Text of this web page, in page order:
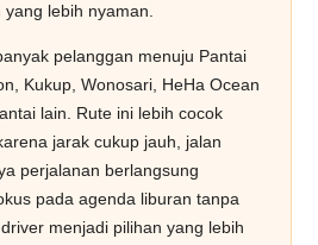
lebih nyaman.
pelanggan menuju Pantai
Kukup, Wonosari, HeHa Ocean
lain. Rute ini lebih cocok
jarak cukup jauh, jalan
perjalanan berlangsung
pada agenda liburan tanpa
menjadi pilihan yang lebih